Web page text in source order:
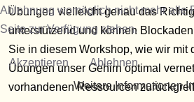
Übungen vielleicht genau das
unterstützend und können
Sie in diesem Workshop, wie wir mit
Übungen unser Gehirn optimal
vorhandenen Ressourcen
Ablehnung womöglich nicht mehr alle
Seite zur Verfügung stehen.
Akzeptieren
Ablehnen
Weitere Informationen